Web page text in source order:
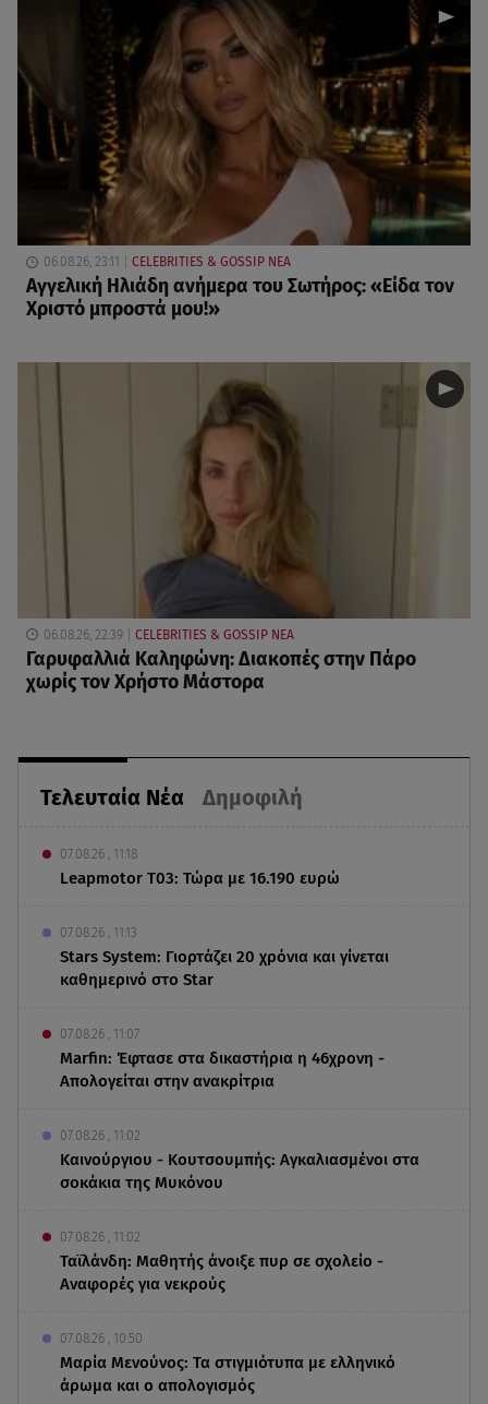
Τελευταία Νέα Δημοφιλή
07.08.26 , 11:18
Leapmotor T03: Τώρα με 16.190 ευρώ
07.08.26 , 11:13
Stars System: Γιορτάζει 20 χρόνια και γίνεται
καθημερινό στο Star
07.08.26 , 11:07
Marfin: Έφτασε στα δικαστήρια η 46χρονη -
Απολογείται στην ανακρίτρια
07.08.26 , 11:02
Καινούργιου - Κουτσουμπής: Αγκαλιασμένοι στα
σοκάκια της Μυκόνου
07.08.26 , 11:02
Ταϊλάνδη: Μαθητής άνοιξε πυρ σε σχολείο -
Αναφορές για νεκρούς
07.08.26 , 10:50
Μαρία Μενούνος: Τα στιγμιότυπα με ελληνικό
άρωμα και ο απολογισμός
06.08.26, 23:11 CELEBRITIES & GOSSIP ΝΕΑ
Αγγελική Ηλιάδη ανήμερα του Σωτήρος: «Είδα τον
Χριστό μπροστά μου!»
06.08.26, 22:39 CELEBRITIES & GOSSIP ΝΕΑ
Γαρυφαλλιά Καληφώνη: Διακοπές στην Πάρο
χωρίς τον Χρήστο Μάστορα